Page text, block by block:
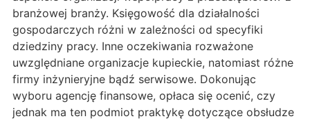
branżowej branży. Księgowość dla działalności
gospodarczych różni w zależności od specyfiki
dziedziny pracy. Inne oczekiwania rozważone
uwzględniane organizacje kupieckie, natomiast różne
firmy inżynieryjne bądź serwisowe. Dokonując
wyboru agencję finansowe, opłaca się ocenić, czy
jednak ma ten podmiot praktykę dotyczące obsłudze